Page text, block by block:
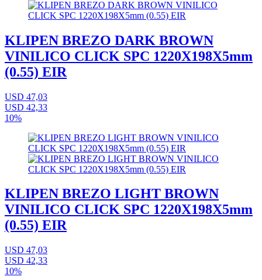
KLIPEN BREZO DARK BROWN
VINILICO CLICK SPC 1220X198X5mm
(0.55) EIR
USD 47,03
USD 42,33
10%
KLIPEN BREZO LIGHT BROWN
VINILICO CLICK SPC 1220X198X5mm
(0.55) EIR
USD 47,03
USD 42,33
10%